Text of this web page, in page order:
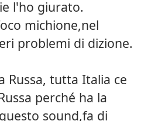
l'ho giurato.
michione,nel
problemi di dizione.
Russa, tutta Italia ce
perché ha la
sound,fa di